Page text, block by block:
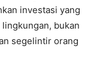
investasi yang
bukan
segelintir orang